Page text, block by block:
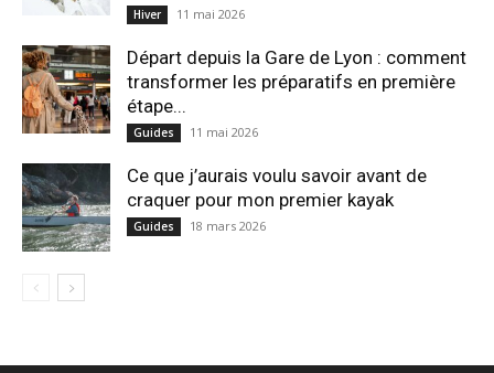
Hiver 11 mai 2026
Départ depuis la Gare de Lyon : comment
transformer les préparatifs en pre⁠mière
étape...
Guides 11 mai 2026
Ce que j’aurais voulu savoir avant de
craquer pour mon premier kayak
Guides 18 mars 2026